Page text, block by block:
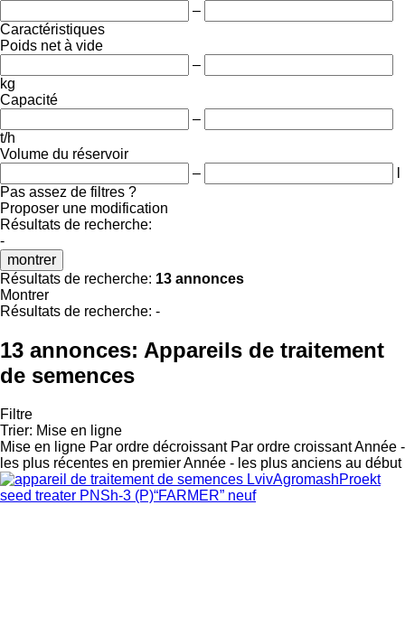
–
Caractéristiques
Poids net à vide
–
kg
Capacité
–
t/h
Volume du réservoir
–
Pas assez de filtres ?
Proposer une modification
Résultats de recherche:
-
montrer
Résultats de recherche: 13 annonces
Montrer
Résultats de recherche: -
13 annonces: Appareils de traitement
de semences
Filtre
Trier: Mise en ligne
Mise en ligne Par ordre décroissant Par ordre croissantAnnée -
les plus récentes en premierAnnée - les plus anciens au début